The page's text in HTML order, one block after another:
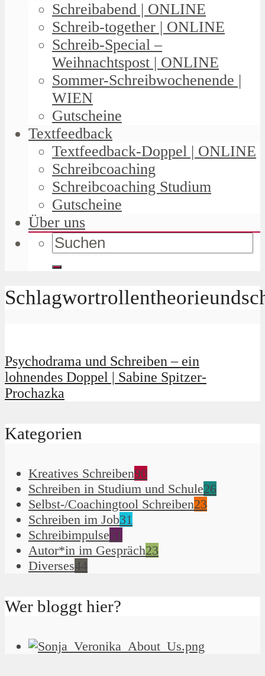
Schreibabend | ONLINE
Schreib-together | ONLINE
Schreib-Special –
Weihnachtspost | ONLINE
Sommer-Schreibwochenende |
WIEN
Gutscheine
Textfeedback
Textfeedback-Doppel | ONLINE
Schreibcoaching
Schreibcoaching Studium
Gutscheine
Über uns
Psychodrama und Schreiben – ein
lohnendes Doppel | Sabine Spitzer-
Prochazka
Kategorien
Kreatives Schreiben90
Schreiben in Studium und Schule26
Selbst-/Coachingtool Schreiben23
Schreiben im Job31
Schreibimpulse51
Autor*in im Gespräch23
Diverses44
Wer bloggt hier?